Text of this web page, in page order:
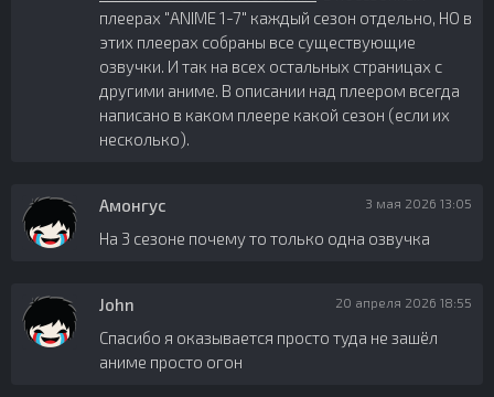
плеерах "ANIME 1-7" каждый сезон отдельно, НО в
этих плеерах собраны все существующие
озвучки. И так на всех остальных страницах с
другими аниме. В описании над плеером всегда
написано в каком плеере какой сезон (если их
несколько).
Амонгус 3 мая 2026 13:05
На 3 сезоне почему то только одна озвучка
John 20 апреля 2026 18:55
Спасибо я оказывается просто туда не зашёл
аниме просто огон